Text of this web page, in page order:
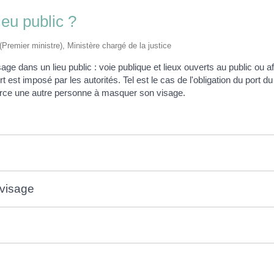
public ?
ministre), Ministère chargé de la justice
dans un lieu public : voie publique et lieux ouverts au public ou
imposé par les autorités. Tel est le cas de l'obligation du port
une autre personne à masquer son visage.